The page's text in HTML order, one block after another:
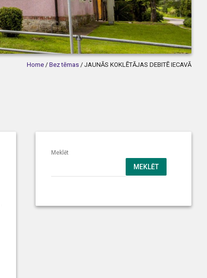
Home / Bez tēmas / JAUNĀS KOKLĒTĀJAS DEBITĒ IECAVĀ
Meklēt
MEKLĒT